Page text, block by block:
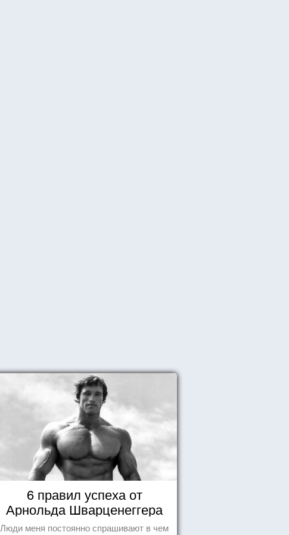
6 правил успеха от
Арнольда Шварценеггера
Люди меня постоянно спрашивают в чем